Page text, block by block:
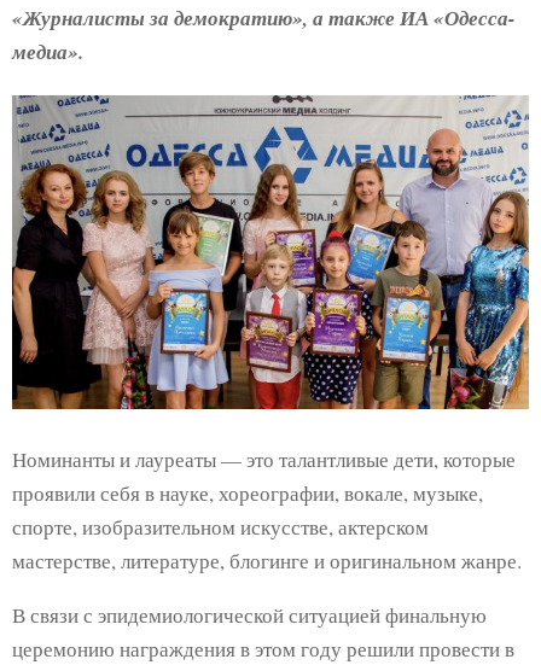
«Журналисты за демократию», а также ИА «Одесса-
медиа».
Номинанты и лауреаты — это талантливые дети, которые
проявили себя в науке, хореографии, вокале, музыке,
спорте, изобразительном искусстве, актерском
мастерстве, литературе, блогинге и оригинальном жанре.
В связи с эпидемиологической ситуацией финальную
церемонию награждения в этом году решили провести в